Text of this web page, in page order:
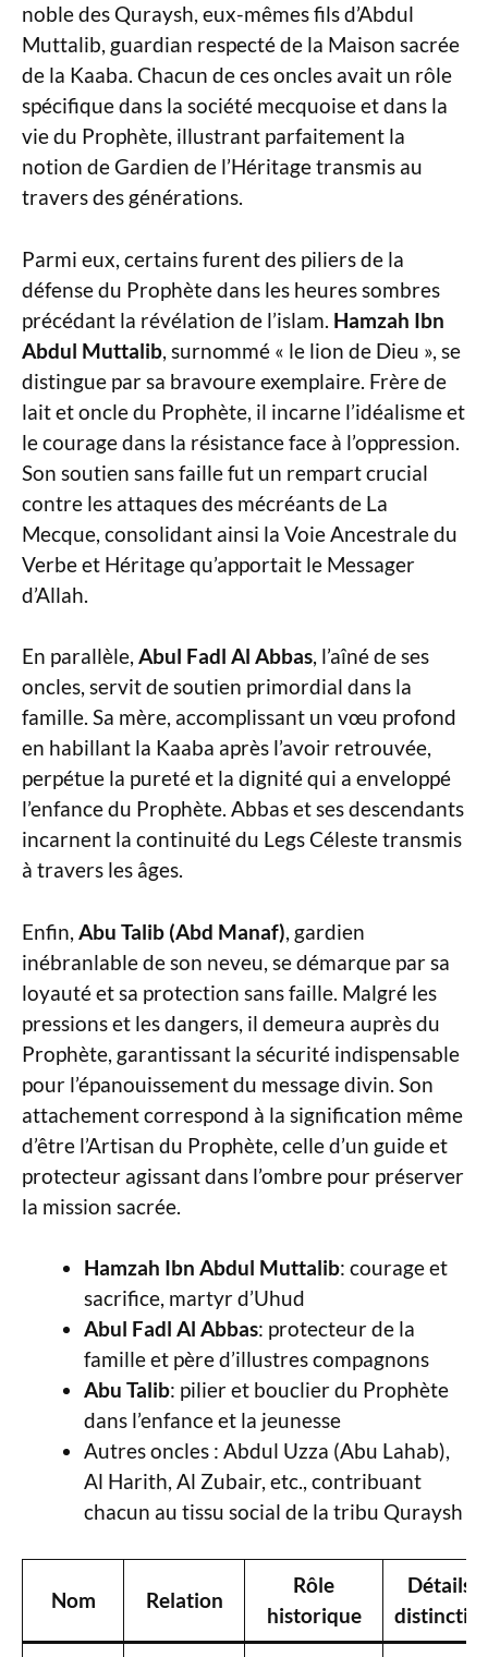
noble des Quraysh, eux-mêmes fils d’Abdul
Muttalib, guardian respecté de la Maison sacrée
de la Kaaba. Chacun de ces oncles avait un rôle
spécifique dans la société mecquoise et dans la
vie du Prophète, illustrant parfaitement la
notion de Gardien de l’Héritage transmis au
travers des générations.
Parmi eux, certains furent des piliers de la
défense du Prophète dans les heures sombres
précédant la révélation de l’islam. Hamzah Ibn
Abdul Muttalib , surnommé « le lion de Dieu », se
distingue par sa bravoure exemplaire. Frère de
lait et oncle du Prophète, il incarne l’idéalisme et
le courage dans la résistance face à l’oppression.
Son soutien sans faille fut un rempart crucial
contre les attaques des mécréants de La
Mecque, consolidant ainsi la Voie Ancestrale du
Verbe et Héritage qu’apportait le Messager
d’Allah.
En parallèle, Abul Fadl Al Abbas, l’aîné de ses
oncles, servit de soutien primordial dans la
famille. Sa mère, accomplissant un vœu profond
en habillant la Kaaba après l’avoir retrouvée,
perpétue la pureté et la dignité qui a enveloppé
l’enfance du Prophète. Abbas et ses descendants
incarnent la continuité du Legs Céleste transmis
à travers les âges.
Enfin, Abu Talib (Abd Manaf) , gardien
inébranlable de son neveu, se démarque par sa
loyauté et sa protection sans faille. Malgré les
pressions et les dangers, il demeura auprès du
Prophète, garantissant la sécurité indispensable
pour l’épanouissement du message divin. Son
attachement correspond à la signification même
d’être l’Artisan du Prophète, celle d’un guide et
protecteur agissant dans l’ombre pour préserver
la mission sacrée.
Hamzah Ibn Abdul Muttalib: courage et
sacrifice, martyr d’Uhud
Abul Fadl Al Abbas: protecteur de la
famille et père d’illustres compagnons
Abu Talib: pilier et bouclier du Prophète
dans l’enfance et la jeunesse
Autres oncles : Abdul Uzza (Abu Lahab),
Al Harith, Al Zubair, etc., contribuant
chacun au tissu social de la tribu Quraysh
Nom Relation
Rôle
historique
Détails
distinctifs